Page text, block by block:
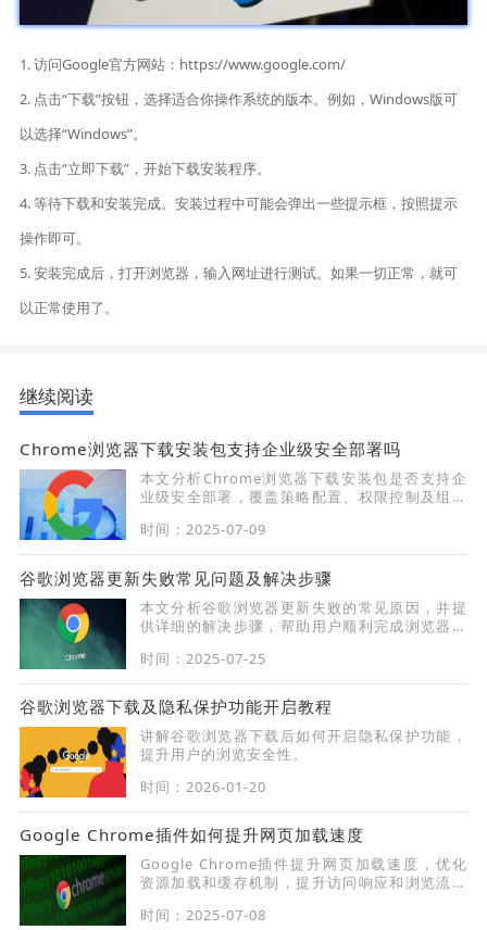
1. 访问Google官方网站：https://www.google.com/
2. 点击“下载”按钮，选择适合你操作系统的版本。例如，Windows版可
以选择“Windows”。
3. 点击“立即下载”，开始下载安装程序。
4. 等待下载和安装完成。安装过程中可能会弹出一些提示框，按照提示
操作即可。
5. 安装完成后，打开浏览器，输入网址进行测试。如果一切正常，就可
以正常使用了。
继续阅读
Chrome浏览器下载安装包支持企业级安全部署吗
本文分析Chrome浏览器下载安装包是否支持企
业级安全部署，覆盖策略配置、权限控制及组策
时间：2025-07-09
谷歌浏览器更新失败常见问题及解决步骤
本文分析谷歌浏览器更新失败的常见原因，并提
供详细的解决步骤，帮助用户顺利完成浏览器更
时间：2025-07-25
谷歌浏览器下载及隐私保护功能开启教程
讲解谷歌浏览器下载后如何开启隐私保护功能，
提升用户的浏览安全性。
时间：2026-01-20
Google Chrome插件如何提升网页加载速度
Google Chrome插件提升网页加载速度，优化
资源加载和缓存机制，提升访问响应和浏览流畅
时间：2025-07-08